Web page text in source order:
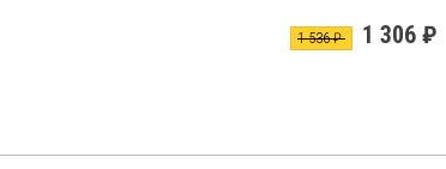
1 536 ₽ 1 306 ₽